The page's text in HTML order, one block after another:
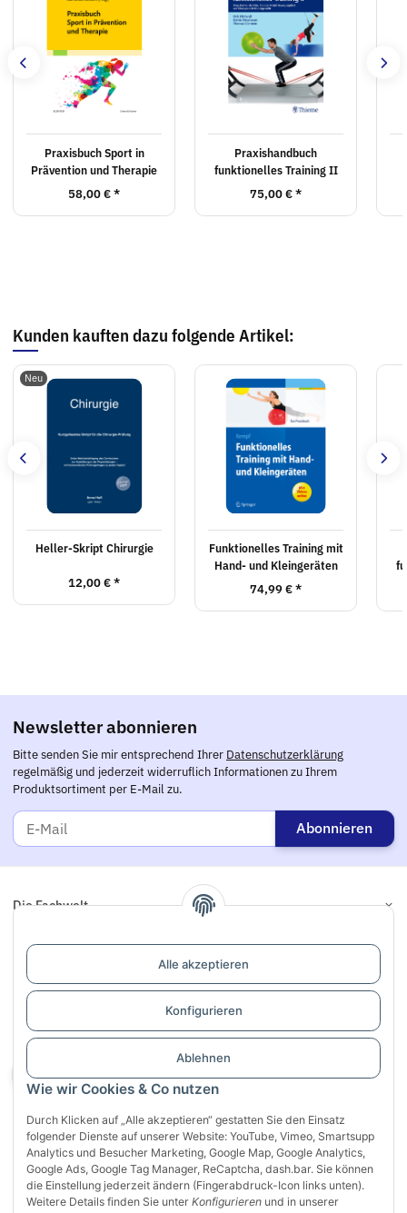
Wie wir Cookies & Co nutzen
Durch Klicken auf „Alle akzeptieren“ gestatten Sie den Einsatz
folgender Dienste auf unserer Website: YouTube, Vimeo, Smartsupp
Analytics und Besucher Marketing, Google Map, Google Analytics,
Google Ads, Google Tag Manager, ReCaptcha, dash.bar. Sie können
die Einstellung jederzeit ändern (Fingerabdruck-Icon links unten).
Weitere Details finden Sie unter Konfigurieren und in unserer
Alle akzeptieren
Konfigurieren
Ablehnen
Praxisbuch Sport in
Prävention und Therapie
58,00 €*
Praxishandbuch
funktionelles Training II
75,00 €*
Kunden kauften dazu folgende Artikel:
Neu
Heller-Skript Chirurgie
12,00 €*
Funktionelles Training mit
Hand- und Kleingeräten
74,99 €*
Newsletter abonnieren
Bitte senden Sie mir entsprechend Ihrer Datenschutzerklärung
regelmäßig und jederzeit widerruflich Informationen zu Ihrem
Produktsortiment per E-Mail zu.
Abonnieren
Die Fachwelt
Informationen
Links
Support / Dialogaufnahme
Vertrag widerrufen
Sichere Zahlung mit: